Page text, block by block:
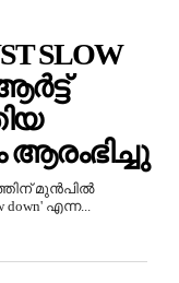
SLOW
ആരംഭിച്ചു
മുൻപിൽ
down' എന്ന...